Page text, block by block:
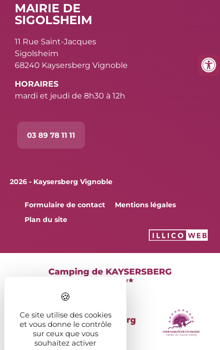
MAIRIE DE
SIGOLSHEIM
11 Rue Saint-Jacques
Sigolsheim
68240 Kaysersberg Vignoble
HORAIRES
mardi et jeudi de 8h30 à 12h
03 89 78 11 11
2026 - Kaysersberg Vignoble
Formulaire de contact
Mentions légales
Plan du site
Ce site utilise des cookies
et vous donne le contrôle
sur ceux que vous
souhaitez activer